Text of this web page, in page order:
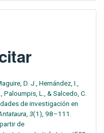
D. J., Hernández, I.,
Paloumpis, L., & Salcedo, C.
de investigación en
, 3(1), 98–111.
de